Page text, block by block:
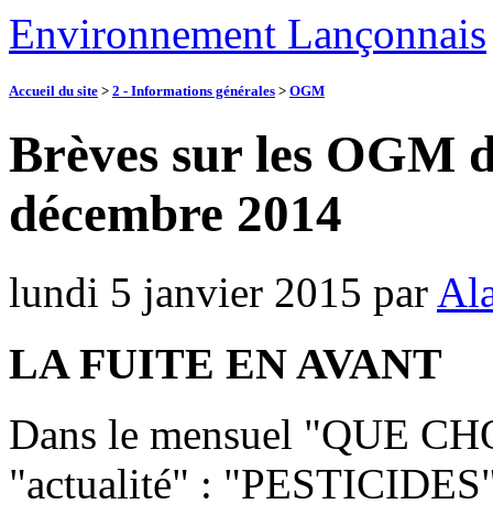
Environnement Lançonnais
Accueil du site > 2 - Informations générales > OGM
Brèves sur les OGM
décembre 2014
lundi 5 janvier 2015 par
LA FUITE EN AVANT
Dans le mensuel "QUE
"actualité" :